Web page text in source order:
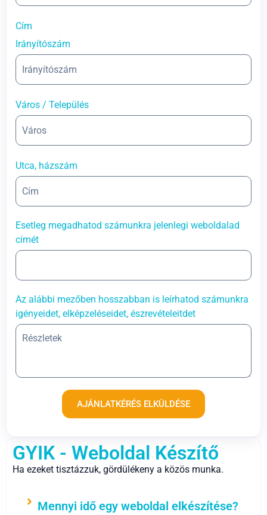
GYIK - Weboldal Készítő
Ha ezeket tisztázzuk, gördülékeny a közös munka.
Mennyi idő egy weboldal elkészítése?
Cím
Irányítószám
Város / Település
Utca, házszám
Esetleg megadhatod számunkra jelenlegi weboldalad
címét
Az alábbi mezőben hosszabban is leírhatod számunkra
igényeidet, elképzeléseidet, észrevételeitdet
AJÁNLATKÉRÉS ELKÜLDÉSE